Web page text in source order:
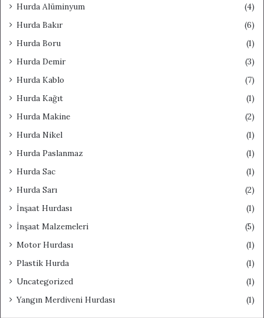
Hurda Alüminyum
(4)
Hurda Bakır
(6)
Hurda Boru
(1)
Hurda Demir
(3)
Hurda Kablo
(7)
Hurda Kağıt
(1)
Hurda Makine
(2)
Hurda Nikel
(1)
Hurda Paslanmaz
(1)
Hurda Sac
(1)
Hurda Sarı
(2)
İnşaat Hurdası
(1)
İnşaat Malzemeleri
(5)
Motor Hurdası
(1)
Plastik Hurda
(1)
Uncategorized
(1)
Yangın Merdiveni Hurdası
(1)